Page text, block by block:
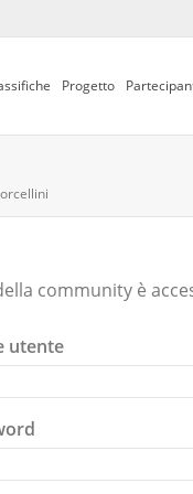
Progetto
community è
utente